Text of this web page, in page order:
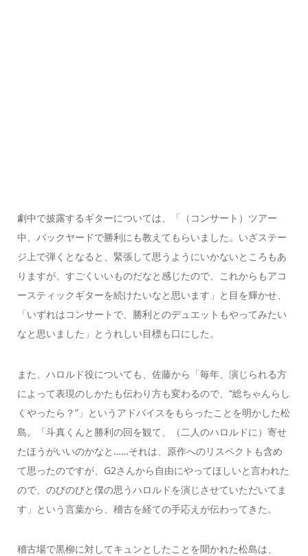
劇中で披露するギターについては、「（コンサート）ツアー
中、バックヤードで勝利にも教えてもらいました。いざステー
ジ上で弾くとなると、緊張して思うようにいかないところもあ
りますが、すごくいいものだなと感じたので、これからもアコ
ースティックギターを続けたいなと思います」と目を輝かせ、
「いずれはコンサートで、勝利とのデュエットもやってみたい
なと思いました」とうれしい目標も口にした。
また、ハロルド役についても、佐藤から「毎年、演じられる方
によって表現のしかたも伝わり方も変わるので、“総ちゃんらし
くやったら？”」というアドバイスをもらったことを明かした松
島。「斗真くんと勝利の回を観て、（二人のハロルドに）寄せ
たほうがいいのかなと……それは、原作へのリスペクトも含め
て思ったのですが、G2さんから自由にやってほしいと言われた
ので、のびのびと僕の思うハロルドを演じさせていただいてま
す」という言葉から、稽古を経ての手応えが伝わってきた。
稽古場で黒柳に対してキュンとしたことを聞かれた松島は、